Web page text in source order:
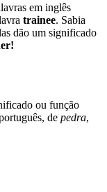
em inglês
trainee. Sabia
dão um significado
ou função
de pedra,